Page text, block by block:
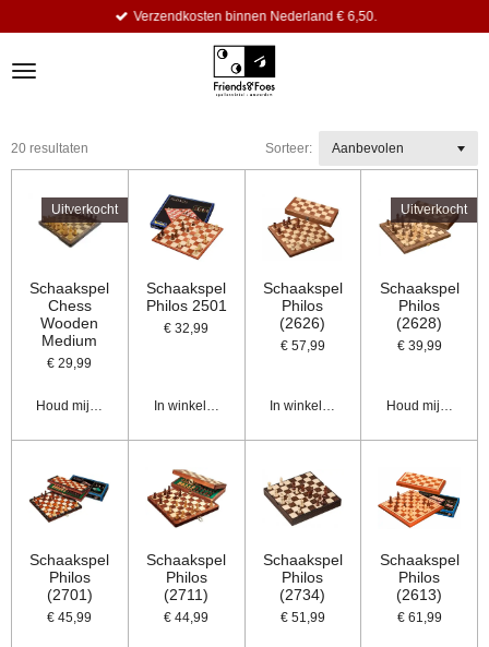
de
Verzendkosten binnen Nederland € 6,50.
20 resultaten Sorteer:
Uitverkocht
Schaakspel
Chess
Wooden
Medium
€ 29,99
Houd mij op de hoogte
Schaakspel
Philos 2501
€ 32,99
In winkelwagen
Schaakspel
Philos
(2626)
€ 57,99
In winkelwagen
Uitverkocht
Schaakspel
Philos
(2628)
€ 39,99
Houd mij op de
Schaakspel
Philos
(2701)
€ 45,99
Schaakspel
Philos
(2711)
€ 44,99
Schaakspel
Philos
(2734)
€ 51,99
Schaakspel
Philos
(2613)
€ 61,99